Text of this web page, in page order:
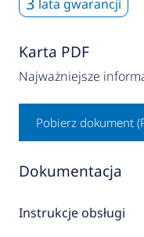
lata gwarancji
Karta PDF
Najważniejsze
Pobierz dokument
Dokumentacja
Instrukcje obsługi